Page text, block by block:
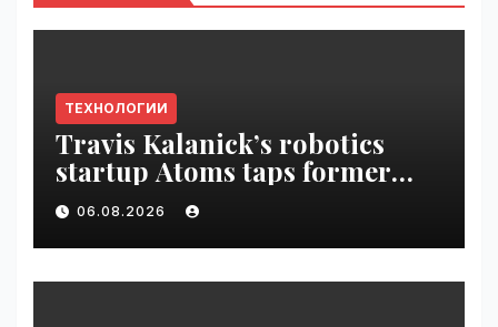
ТЕХНОЛОГИИ
Travis Kalanick’s robotics
startup Atoms taps former
Uber finance chief as CFO |
VseTime.ru
06.08.2026